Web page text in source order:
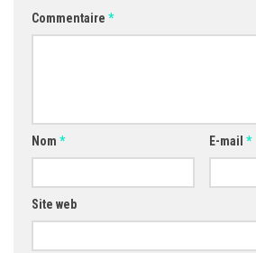
Commentaire *
Nom * E-mail *
Site web